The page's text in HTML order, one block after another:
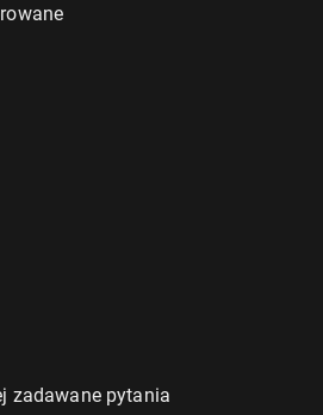
zbadali jakość gleby za
zadawane pytania